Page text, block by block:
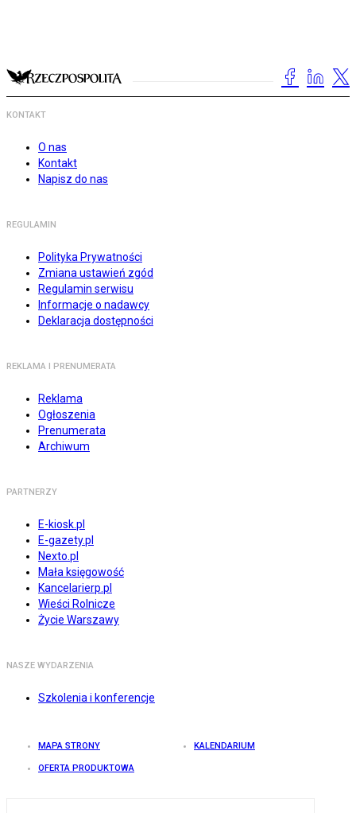
KONTAKT
O nas
Kontakt
Napisz do nas
REGULAMIN
Polityka Prywatności
Zmiana ustawień zgód
Regulamin serwisu
Informacje o nadawcy
Deklaracja dostępności
REKLAMA I PRENUMERATA
Reklama
Ogłoszenia
Prenumerata
Archiwum
PARTNERZY
E-kiosk.pl
E-gazety.pl
Nexto.pl
Mała księgowość
Kancelarierp.pl
Wieści Rolnicze
Życie Warszawy
NASZE WYDARZENIA
Szkolenia i konferencje
MAPA STRONY KALENDARIUM
OFERTA PRODUKTOWA